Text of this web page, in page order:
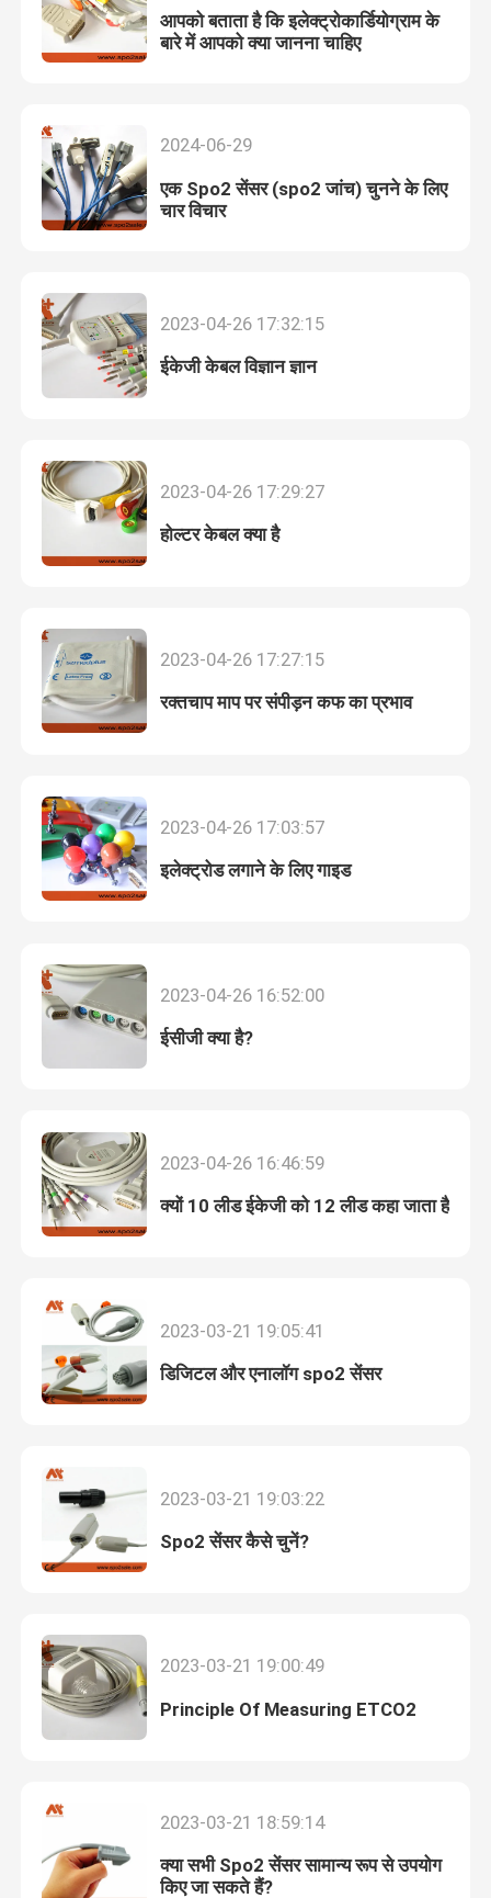
उत्पाद
फैक्टरी यात्रा
गुणवत्ता नियंत्रण
समाचार
रोगी मॉनिटर केबल
पुन: प्रयोज्य खराब 2 सेंसर
डिस्पोजेबल SpO2 सेंसर
Spo2 एक्सटेंशन केबल
ईकेजी इलेक्ट्रोड
एनआईबीपी कफ
एनआईबीपी नली
आईबीपी केबल
आपको बताता है कि इलेक्ट्रोकार्डियोग्राम के
बारे में आपको क्या जानना चाहिए
2024-06-29
एक Spo2 सेंसर (spo2 जांच) चुनने के लिए
चार विचार
2023-04-26 17:32:15
ईकेजी केबल विज्ञान ज्ञान
2023-04-26 17:29:27
होल्टर केबल क्या है
2023-04-26 17:27:15
रक्तचाप माप पर संपीड़न कफ का प्रभाव
2023-04-26 17:03:57
इलेक्ट्रोड लगाने के लिए गाइड
2023-04-26 16:52:00
ईसीजी क्या है?
2023-04-26 16:46:59
क्यों 10 लीड ईकेजी को 12 लीड कहा जाता है
2023-03-21 19:05:41
डिजिटल और एनालॉग spo2 सेंसर
2023-03-21 19:03:22
Spo2 सेंसर कैसे चुनें?
2023-03-21 19:00:49
Principle Of Measuring ETCO2
2023-03-21 18:59:14
क्या सभी Spo2 सेंसर सामान्य रूप से उपयोग
किए जा सकते हैं?